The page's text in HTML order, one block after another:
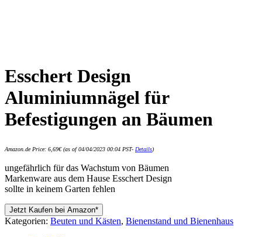
Esschert Design
Aluminiumnägel für
Befestigungen an Bäumen
Amazon.de Price: 6,69€(as of 04/04/2023 00:04 PST- Details)
ungefährlich für das Wachstum von Bäumen
Markenware aus dem Hause Esschert Design
sollte in keinem Garten fehlen
Jetzt Kaufen bei Amazon*
Kategorien: Beuten und Kästen, Bienenstand und Bienenhaus